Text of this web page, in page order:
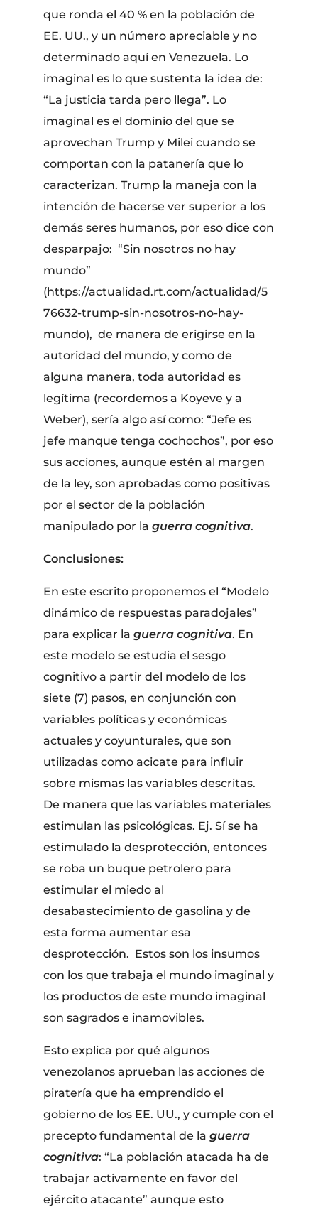
que ronda el 40 % en la población de
EE. UU., y un número apreciable y no
determinado aquí en Venezuela. Lo
imaginal es lo que sustenta la idea de:
“La justicia tarda pero llega”. Lo
imaginal es el dominio del que se
aprovechan Trump y Milei cuando se
comportan con la patanería que lo
caracterizan. Trump la maneja con la
intención de hacerse ver superior a los
demás seres humanos, por eso dice con
desparpajo: “Sin nosotros no hay
mundo”
(https://actualidad.rt.com/actualidad/5
76632-trump-sin-nosotros-no-hay-
mundo), de manera de erigirse en la
autoridad del mundo, y como de
alguna manera, toda autoridad es
legítima (recordemos a Koyeve y a
Weber), sería algo así como: “Jefe es
jefe manque tenga cochochos”, por eso
sus acciones, aunque estén al margen
de la ley, son aprobadas como positivas
por el sector de la población
manipulado por laguerra cognitiva.
Conclusiones:
En este escrito proponemos el “Modelo
dinámico de respuestas paradojales”
para explicar laguerra cognitiva. En
este modelo se estudia el sesgo
cognitivo a partir del modelo de los
siete (7) pasos, en conjunción con
variables políticas y económicas
actuales y coyunturales, que son
utilizadas como acicate para influir
sobre mismas las variables descritas.
De manera que las variables materiales
estimulan las psicológicas. Ej. Sí se ha
estimulado la desprotección, entonces
se roba un buque petrolero para
estimular el miedo al
desabastecimiento de gasolina y de
esta forma aumentar esa
desprotección. Estos son los insumos
con los que trabaja el mundo imaginal y
los productos de este mundo imaginal
son sagrados e inamovibles.
Esto explica por qué algunos
venezolanos aprueban las acciones de
piratería que ha emprendido el
gobierno de los EE. UU., y cumple con el
precepto fundamental de laguerra
cognitiva: “La población atacada ha de
trabajar activamente en favor del
ejército atacante” aunque esto